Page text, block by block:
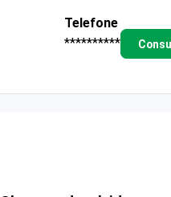
Telefone
**********